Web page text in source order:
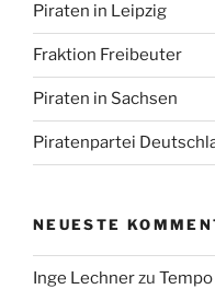
Piraten in Leipzig
Fraktion Freibeuter
Piraten in Sachsen
Piratenpartei
NEUESTE
Inge Lechnerzu